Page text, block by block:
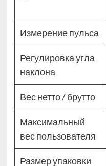
Измерение пульса
Регулировка угла
наклона
Вес нетто / брутто
Максимальный
вес пользователя
Размер упаковки